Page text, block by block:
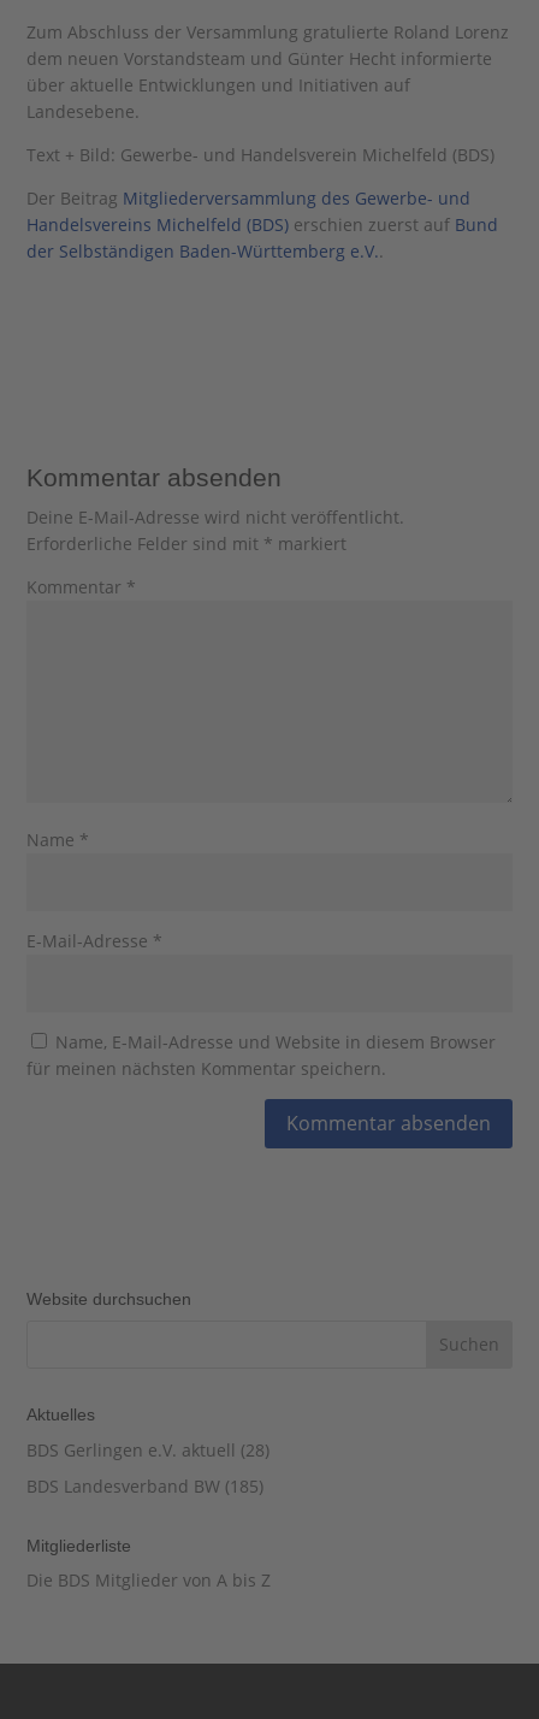
Zum Abschluss der Versammlung gratulierte Roland Lorenz
dem neuen Vorstandsteam und Günter Hecht informierte
über aktuelle Entwicklungen und Initiativen auf
Landesebene.
Text + Bild: Gewerbe- und Handelsverein Michelfeld (BDS)
Der Beitrag Mitgliederversammlung des Gewerbe- und
Handelsvereins Michelfeld (BDS) erschien zuerst auf Bund
der Selbständigen Baden-Württemberg e.V..
Kommentar absenden
Deine E-Mail-Adresse wird nicht veröffentlicht.
Erforderliche Felder sind mit * markiert
Kommentar *
Name *
E-Mail-Adresse *
Name, E-Mail-Adresse und Website in diesem Browser
für meinen nächsten Kommentar speichern.
Website durchsuchen
Aktuelles
BDS Gerlingen e.V. aktuell (28)
BDS Landesverband BW (185)
Mitgliederliste
Die BDS Mitglieder von A bis Z